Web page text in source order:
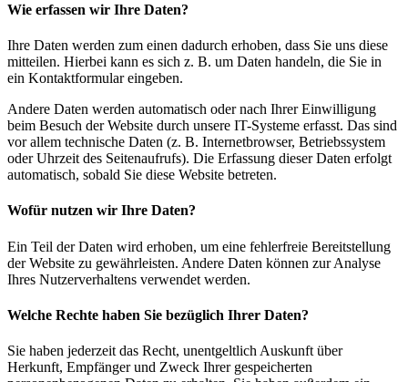
Wie erfassen wir Ihre Daten?
Ihre Daten werden zum einen dadurch erhoben, dass Sie uns diese
mitteilen. Hierbei kann es sich z. B. um Daten handeln, die Sie in
ein Kontaktformular eingeben.
Andere Daten werden automatisch oder nach Ihrer Einwilligung
beim Besuch der Website durch unsere IT-Systeme erfasst. Das sind
vor allem technische Daten (z. B. Internetbrowser, Betriebssystem
oder Uhrzeit des Seitenaufrufs). Die Erfassung dieser Daten erfolgt
automatisch, sobald Sie diese Website betreten.
Wofür nutzen wir Ihre Daten?
Ein Teil der Daten wird erhoben, um eine fehlerfreie Bereitstellung
der Website zu gewährleisten. Andere Daten können zur Analyse
Ihres Nutzerverhaltens verwendet werden.
Welche Rechte haben Sie bezüglich Ihrer Daten?
Sie haben jederzeit das Recht, unentgeltlich Auskunft über
Herkunft, Empfänger und Zweck Ihrer gespeicherten